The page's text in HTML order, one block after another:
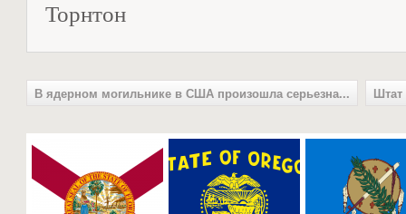
Торнтон
В ядерном могильнике в США произошла серьезна... Штат